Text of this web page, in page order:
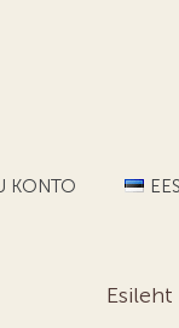
KONTO
Esileht